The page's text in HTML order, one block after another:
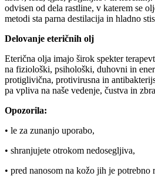
odvisen od dela rastline, v katerem se
metodi sta parna destilacija in hladno
Delovanje eteričnih olj
Eterična olja imajo širok spekter
na fiziološki, psihološki, duhovni in
protiglivična, protivirusna in
pa vpliva na naše vedenje, čustva in
Opozorila:
• le za zunanjo uporabo,
• shranjujete otrokom nedosegljiva,
• pred nanosom na kožo jih je potrebno